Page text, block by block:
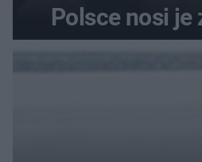
Polsce nosi je